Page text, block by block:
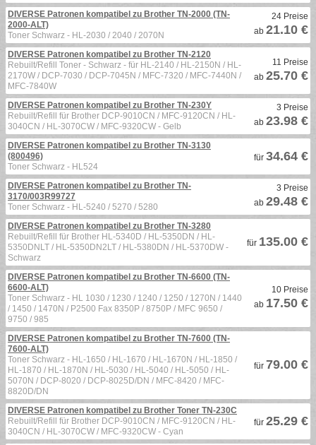
DIVERSE Patronen kompatibel zu Brother TN-2000 (TN-
2000-ALT)
Toner Schwarz - HL-2030 / 2040 / 2070N
24 Preise
ab 21.10 €
DIVERSE Patronen kompatibel zu Brother TN-2120
Rebuilt/Refill Toner - Schwarz - für HL-2140 / HL-2150N / HL-
2170W / DCP-7030 / DCP-7045N / MFC-7320 / MFC-7440N /
MFC-7840W
11 Preise
ab 25.70 €
DIVERSE Patronen kompatibel zu Brother TN-230Y
Rebuilt/Refill für Brother DCP-9010CN / MFC-9120CN / HL-
3040CN / HL-3070CW / MFC-9320CW - Gelb
3 Preise
ab 23.98 €
DIVERSE Patronen kompatibel zu Brother TN-3130
(800496)
Toner Schwarz - HL524
für 34.64 €
DIVERSE Patronen kompatibel zu Brother TN-
3170/003R99727
Toner Schwarz - HL-5240 / 5270 / 5280
3 Preise
ab 29.48 €
DIVERSE Patronen kompatibel zu Brother TN-3280
Rebuilt/Refill für Brother HL-5340D / HL-5350DN / HL-
5350DNLT / HL-5350DN2LT / HL-5380DN / HL-5370DW -
Schwarz
für 135.00 €
DIVERSE Patronen kompatibel zu Brother TN-6600 (TN-
6600-ALT)
Toner Schwarz - HL 1030 / 1230 / 1240 / 1250 / 1270N / 1440
/ 1450 / 1470N / P2500 Fax 8350P / 8750P / MFC 9650 /
9750 / 985
10 Preise
ab 17.50 €
DIVERSE Patronen kompatibel zu Brother TN-7600 (TN-
7600-ALT)
Toner Schwarz - HL-1650 / HL-1670 / HL-1670N / HL-1850 /
HL-1870 / HL-1870N / HL-5030 / HL-5040 / HL-5050 / HL-
5070N / DCP-8020 / DCP-8025D/DN / MFC-8420 / MFC-
8820D/DN
für 79.00 €
DIVERSE Patronen kompatibel zu Brother Toner TN-230C
Rebuilt/Refill für Brother DCP-9010CN / MFC-9120CN / HL-
3040CN / HL-3070CW / MFC-9320CW - Cyan
für 25.29 €